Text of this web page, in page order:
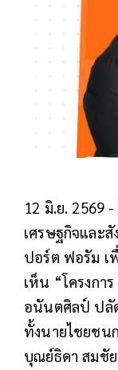
12 มิ.ย. 2569
เศรษฐกิจและ
ปอร์ต ฟอรัม เ
เห็น “โครงกา
อนันตศิลป์ ปลั
ทั้งนายไชยชน
บุณย์ธิดา สมชั